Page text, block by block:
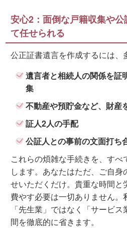
安心2：面倒な戸籍収集や
て任せられる
公正証書遺言を作成するには、
遺言者と相続人の関係を証
集
不動産や預貯金など、財産
証人2人の手配
公証人との事前の文面打ち
これらの煩雑な手続きを、す
します。あなたはただ、ご自
せいただくだけ。貴重な時間と
費やす必要は一切ありません。
「先生業」ではなく「サービ
間を徹底的に省きます。